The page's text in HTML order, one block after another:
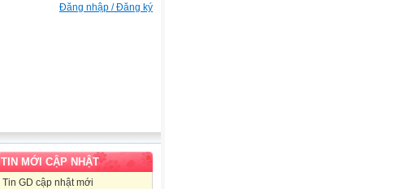
Đăng nhập / Đăng ký
TIN MỚI CẬP NHẬT
Tin GD cập nhật mới